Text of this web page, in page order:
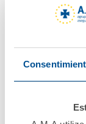
CPIFP
GRANADA